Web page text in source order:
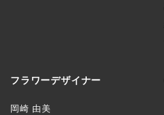
フラワーデザイナー
岡崎 由美